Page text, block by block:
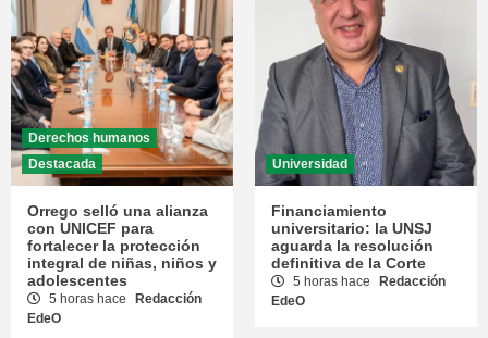
Derechos humanos
Destacada
Orrego selló una alianza
con UNICEF para
fortalecer la protección
integral de niñas, niños y
adolescentes
5 horas hace
Redacción
EdeO
Universidad
Financiamiento
universitario: la UNSJ
aguarda la resolución
definitiva de la Corte
5 horas hace
Redacción
EdeO